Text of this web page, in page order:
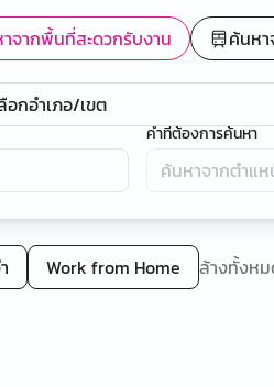
จากพื้นที่สะดวกรับงาน ค้นห
อกอำเภอ/เขต
คำที่ต้องการค้นหา
Work from Home ล้างทั้งห